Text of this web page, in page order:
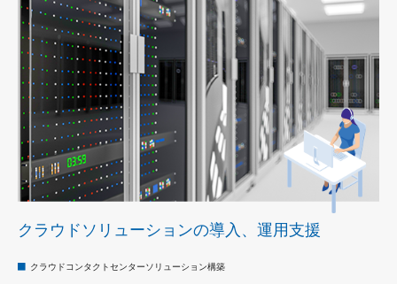
クラウドソリューションの導入、運用支援
クラウドコンタクトセンターソリューション構築